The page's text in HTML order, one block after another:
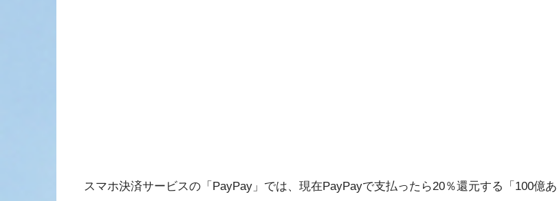
スマホ決済サービスの「PayPay」では、現在PayPayで支払ったら20％還元する「100億あ